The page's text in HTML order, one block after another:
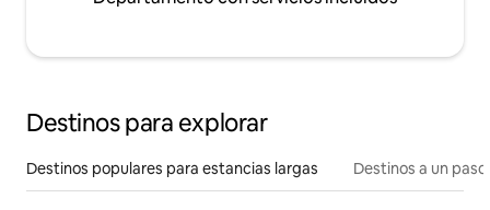
Destinos para explorar
Destinos populares para estancias largas Destinos a un